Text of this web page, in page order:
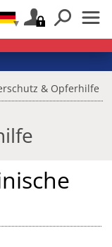
& Opferhilfe